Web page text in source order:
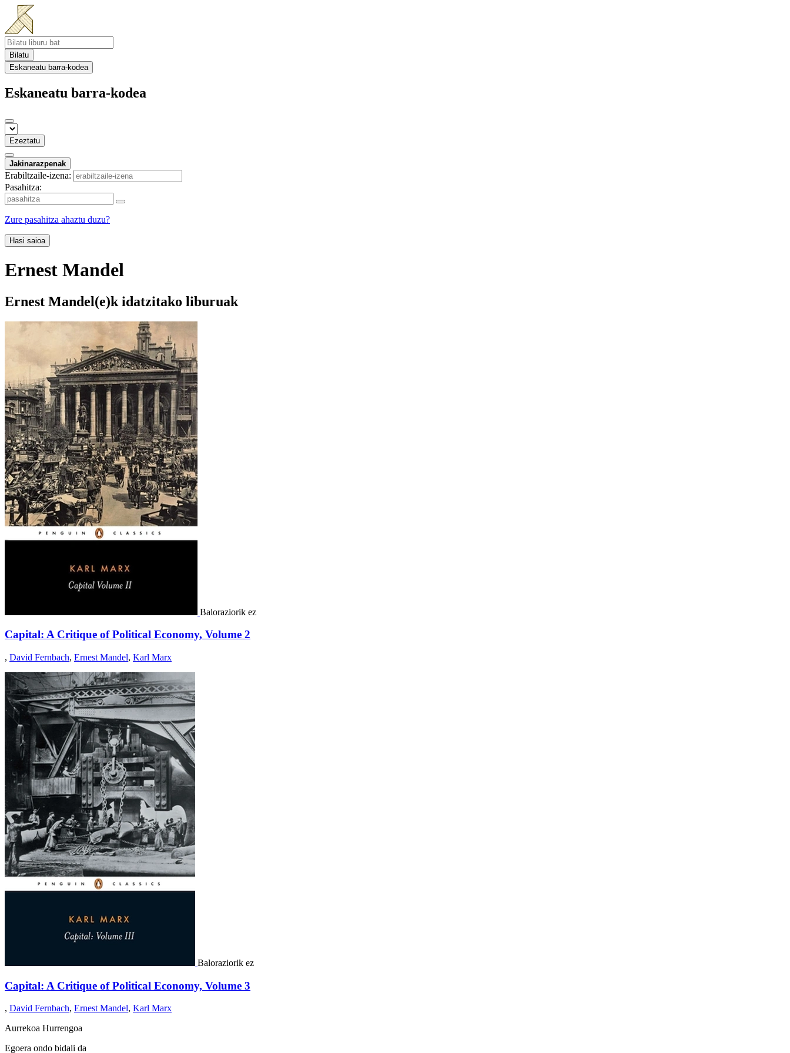
Bilatu
Eskaneatu barra-kodea
Eskaneatu barra-kodea
Ezeztatu
Jakinarazpenak
Erabiltzaile-izena:
Pasahitza:
Zure pasahitza ahaztu duzu?
Hasi saioa
Ernest Mandel
Ernest Mandel(e)k idatzitako liburuak
Baloraziorik ez
Capital: A Critique of Political Economy, Volume 2
, David Fernbach, Ernest Mandel, Karl Marx
Baloraziorik ez
Capital: A Critique of Political Economy, Volume 3
, David Fernbach, Ernest Mandel, Karl Marx
Aurrekoa Hurrengoa
Egoera ondo bidali da